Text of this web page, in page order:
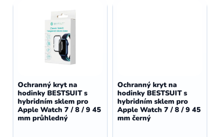
Ochranný kryt na
hodinky BESTSUIT s
hybridním sklem pro
Apple Watch 7 / 8 / 9 45
mm průhledný
Ochranný kryt na
hodinky BESTSUIT s
hybridním sklem pro
Apple Watch 7 / 8 / 9 45
mm černý